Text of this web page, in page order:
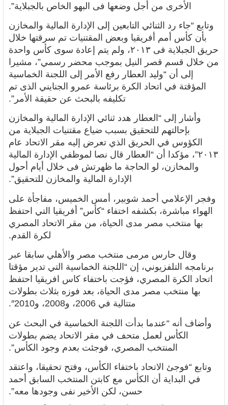
الأخرى من أجل وضعها فى البهو الخاص بالجبلاية”.
وتابع “جاء رد الثنائي التابعين إلى الإدارة المالية والمخازن
بأن كأس أمم أفريقيا وبعض المقتنيات تم سرقتها خلال
حريق الجبلاية فى ٢٠١٣، ولم يتم إعادة سوى كأس واحدة
من خلال قسم قصر النيل بموجب محضر رسمي”، مشيرا
إلى أن “وليد العطار رفع الأمر إلى اللجنة الخماسية
المؤقتة في اتحاد الكرة برئاسة عمرو الجنايني الذى تم
تكليفه بالبحث عن حقيقة الأمر”.
وأشار إلى “العطار هدد ثنائي الإدارة المالية والمخازن
بإحالتهم للتحقيق بسبب ضياع مقتنيات الجبلاية من
الكؤوس في الحريق الذي تعرض إليه مقر الاتحاد عام
٢٠١٣”، مؤكدا أن “العطار قال نصا لموظفي الإدارة المالية
والمخازن، لو الحاجة ما ظهرتش فى خلال أيام أحول
الإدارة المالية والمخازن للتحقيق”.
وفجر الإعلامي أحمد شوبير، أمس الخميس، مفاجأة على
الهواء مباشرة، بكشفه اختفاء “كأس” أفريقيا التي احتفظ
بها منتخب مصر مدى الحياة، من مقر الاتحاد المصري
لكرة القدم.
وقال حارس مرمى منتخب مصر والأهلي سابقا عبر
برنامجه التلفزيوني، إن “اللجنة الخماسية التي تدير مؤقتا
اتحاد الكرة المصري، فؤجت باختفاء كاس افريقيا احتفظ
بها منتخب مصر مدى الحياة، بعد فوزه بثلاث بطولات
متتالية في 2006، و2008، و2010″.
وأضاف أنه “عندما بدأت اللجنة الخماسية في البحث عن
الكأس لعمل متحف في مقر الاتحاد يضم بطولات
المنتخب المصري، فوجئت بعدم وجود الكأس”.
وتابع “فوجئ الاتحاد باختفاء الكأس، وفتح تحقيقا، واعتقد
في البداية أن الكأس مع كابتن المنتخب السابق أحمد
حسن، لكن الأخير نفى وجودها معه”.